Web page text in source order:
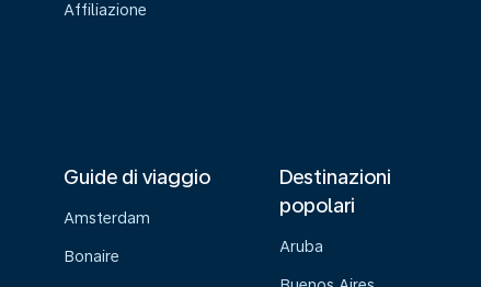
Affiliazione
Guide di viaggio
Amsterdam
Bonaire
Destinazioni
popolari
Aruba